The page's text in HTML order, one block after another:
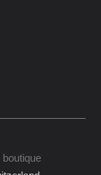
boutique